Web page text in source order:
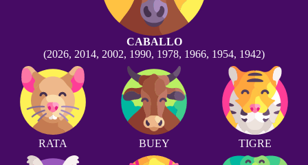
CABALLO
(2026, 2014, 2002, 1990, 1978, 1966, 1954, 1942)
RATA BUEY TIGRE